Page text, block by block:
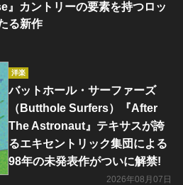
』カントリーの要素を持つロッ
る新作
洋楽
バットホール・サーファーズ
（Butthole Surfers）『After
The Astronaut』テキサスが誇
るエキセントリック集団による
98年の未発表作がついに解禁!
2026年08月07日